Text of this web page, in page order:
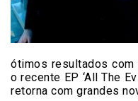
ótimos resultados com
o recente EP ‘All The
retorna com grandes